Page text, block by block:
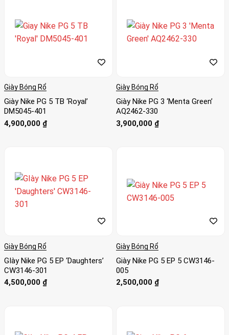
Giày Bóng Rổ
Giày Nike PG 5 TB ‘Royal’
DM5045-401
4,900,000 ₫
Giày Bóng Rổ
Giày Nike PG 3 ‘Menta Green’
AQ2462-330
3,900,000 ₫
Giày Bóng Rổ
GIày Nike PG 5 EP ‘Daughters’
CW3146-301
4,500,000 ₫
Giày Bóng Rổ
Giày Nike PG 5 EP 5 CW3146-
005
2,500,000 ₫